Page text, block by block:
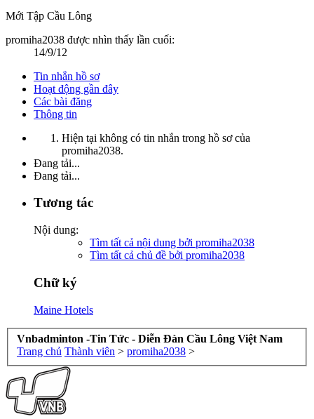
Mới Tập Cầu Lông
promiha2038 được nhìn thấy lần cuối:
14/9/12
Tin nhắn hồ sơ
Hoạt động gần đây
Các bài đăng
Thông tin
Hiện tại không có tin nhắn trong hồ sơ của
promiha2038.
Đang tải...
Đang tải...
Tương tác
Nội dung:
Tìm tất cả nội dung bởi promiha2038
Tìm tất cả chủ đề bởi promiha2038
Chữ ký
Maine Hotels
Vnbadminton -Tin Tức - Diễn Đàn Cầu Lông Việt Nam
Trang chủ Thành viên > promiha2038 >